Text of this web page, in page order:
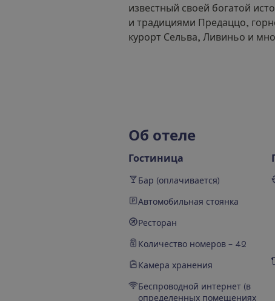
известный своей богатой
и традициями Предаццо,
курорт Сельва, Ливиньо и
Об отеле
Гостиница
Бар (оплачивается)
Автомобильная стоянка
Ресторан
Количество номеров – 42
Камера хранения
Беспроводной интернет (в
определенных помещениях